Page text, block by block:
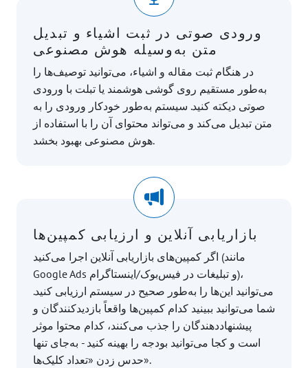
ورودی صوتی در ثبت اشیاء و تبدیل
متن به‌وسیله هوش مصنوعی
در هنگام ثبت مقاله و اشیاء، می‌توانید توصیف‌ها را
به‌طور مستقیم روی گوشی هوشمند یا تبلت با ورودی
صوتی دیکته کنید. سیستم به‌طور خودکار ورودی را به
متن تبدیل می‌کند و می‌تواند محتوای آن را با استفاده از
هوش مصنوعی بهبود بخشد.
بازاریابی آنلاین و ارزیابی کمپین‌ها
اگر کمپین‌های بازاریابی آنلاین اجرا می‌کنید (مانند
Google Ads و تبلیغات در فیس‌بوک/اینستاگرام)،
می‌توانید این‌ها را به‌طور صحیح در سیستم ارزیابی کنید.
شما می‌توانید ببینید کدام کمپین‌ها واقعاً بازدیدکنندگان و
پیشنهاددهندگان را جذب می‌کنند، کدام محتوا موثر
است و کجا می‌توانید بودجه را بهینه کنید - به‌جای تنها
حدس زدن «تعداد کلیک‌ها».